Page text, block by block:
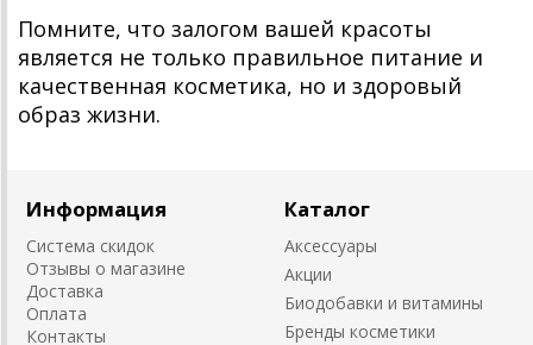
Помните, что залогом вашей красоты
является не только правильное питание и
качественная косметика, но и здоровый
образ жизни.
Информация
Система скидок
Отзывы о магазине
Доставка
Оплата
Контакты
Каталог
Аксессуары
Акции
Биодобавки и витамины
Бренды косметики